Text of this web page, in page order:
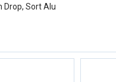
Drop, Sort Alu